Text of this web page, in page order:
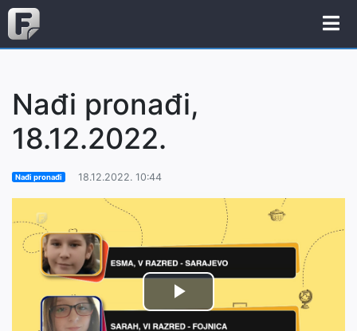
Nađi pronađi,
18.12.2022.
Nađi pronađi 18.12.2022. 10:44
Play